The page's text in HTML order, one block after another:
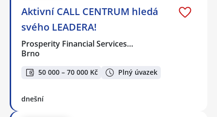
Aktivní CALL CENTRUM hledá
svého LEADERA!
Prosperity Financial Services…
Brno
50 000 – 70 000 Kč Plný úvazek
dnešní